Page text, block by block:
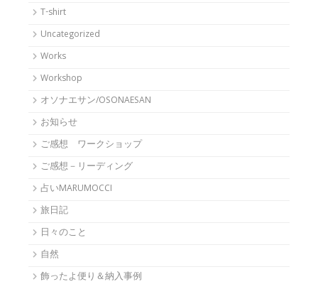
T-shirt
Uncategorized
Works
Workshop
オソナエサン/OSONAESAN
お知らせ
ご感想 ワークショップ
ご感想－リーディング
占いMARUMOCCI
旅日記
日々のこと
自然
飾ったよ便り＆納入事例